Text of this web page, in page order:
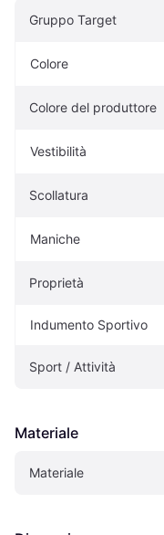
Gruppo Target
Colore
Colore del produttore
Vestibilità
Scollatura
Maniche
Proprietà
Indumento Sportivo
Sport / Attività
Materiale
Materiale